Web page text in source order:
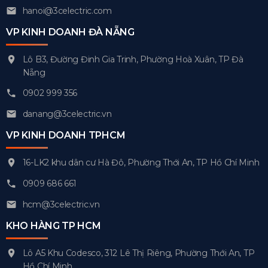
hanoi@3celectric.com
VP KINH DOANH ĐÀ NẴNG
Lô B3, Đường Đinh Gia Trinh, Phường Hoà Xuân, TP Đà
Nẵng
0902 999 356
danang@3celectric.vn
VP KINH DOANH TPHCM
16-LK2 khu dân cư Hà Đô, Phường Thới An, TP Hồ Chí Minh
0909 686 661
hcm@3celectric.vn
KHO HÀNG TP HCM
Lô A5 Khu Codesco, 312 Lê Thị Riêng, Phường Thới An, TP